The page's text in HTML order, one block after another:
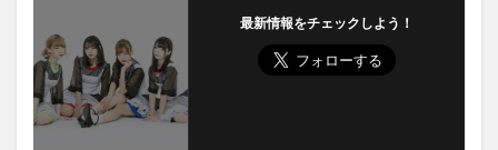
最新情報をチェックしよう！